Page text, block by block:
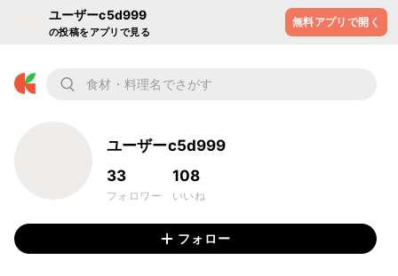
ユーザーc5d999
の投稿をアプリで見る
無料アプリで開く
ユーザーc5d999
33
フォロワー
108
いいね
フォロー